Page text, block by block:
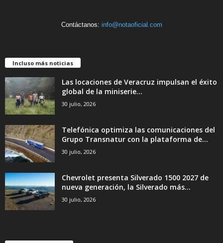
Contáctanos: info@notaoficial.com
Incluso más noticias
Las locaciones de Veracruz impulsan el éxito
global de la miniserie...
30 julio, 2026
Telefónica optimiza las comunicaciones del
Grupo Transnatur con la plataforma de...
30 julio, 2026
Chevrolet presenta Silverado 1500 2027 de
nueva generación, la Silverado más...
30 julio, 2026